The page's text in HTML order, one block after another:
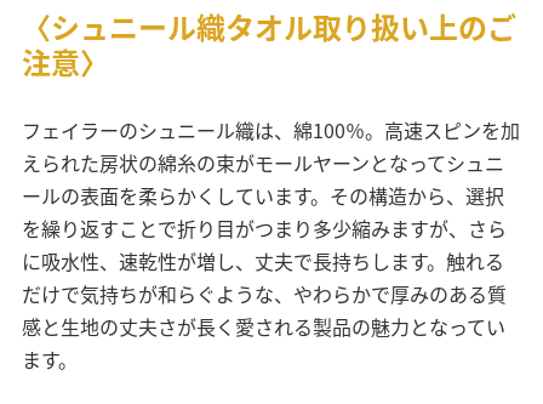
〈シュニール織タオル取り扱い上のご
注意〉
フェイラーのシュニール織は、綿100％。高速スピンを加
えられた房状の綿糸の束がモールヤーンとなってシュニ
ールの表面を柔らかくしています。その構造から、選択
を繰り返すことで折り目がつまり多少縮みますが、さら
に吸水性、速乾性が増し、丈夫で長持ちします。触れる
だけで気持ちが和らぐような、やわらかで厚みのある質
感と生地の丈夫さが長く愛される製品の魅力となってい
ます。